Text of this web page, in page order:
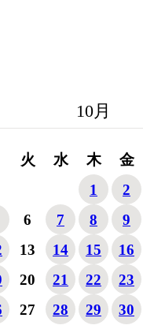
10月
火 水 木 金
1
2
6
7 8 9
13 14 15 16
20 21 22 23
27 28 29 30